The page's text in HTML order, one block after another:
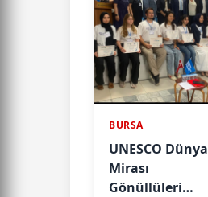
BURSA
UNESCO Dünya
Mirası
Gönüllüleri